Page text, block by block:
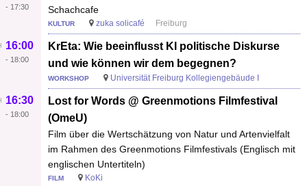
Schachcafe
- 17:30
KULTUR zuka solicafé Freiburg
KrEta: Wie beeinflusst KI politische Diskurse
und wie können wir dem begegnen?
16:00
- 18:00
WORKSHOP Universität Freiburg Kollegiengebäude I
Lost for Words @ Greenmotions Filmfestival
(OmeU)
Film über die Wertschätzung von Natur und Artenvielfalt
im Rahmen des Greenmotions Filmfestivals (Englisch mit
englischen Untertiteln)
16:30
- 18:00
FILM KoKi